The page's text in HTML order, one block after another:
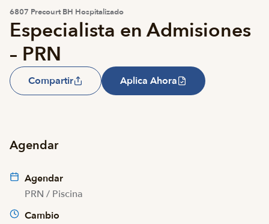
6807 Precourt BH Hospitalizado
Especialista en Admisiones
– PRN
Compartir Aplica Ahora
Agendar
Agendar
PRN / Piscina
Cambio